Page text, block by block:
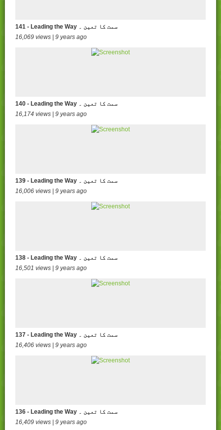
141 - Leading the Way سمت کا تعین ۔
16,069 views | 9 years ago
140 - Leading the Way سمت کا تعین ۔
16,174 views | 9 years ago
139 - Leading the Way سمت کا تعین ۔
16,006 views | 9 years ago
138 - Leading the Way سمت کا تعین ۔
16,501 views | 9 years ago
137 - Leading the Way سمت کا تعین ۔
16,406 views | 9 years ago
136 - Leading the Way سمت کا تعین ۔
16,409 views | 9 years ago